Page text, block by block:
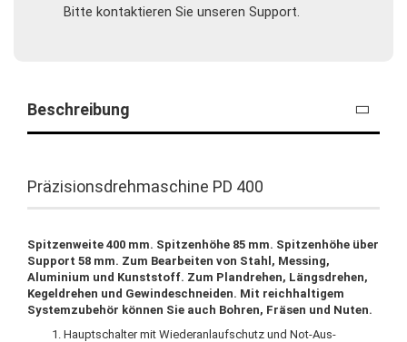
Bitte kontaktieren Sie unseren Support.
Beschreibung
Präzisionsdrehmaschine PD 400
Spitzenweite 400 mm. Spitzenhöhe 85 mm. Spitzenhöhe über
Support 58 mm. Zum Bearbeiten von Stahl, Messing,
Aluminium und Kunststoff. Zum Plandrehen, Längsdrehen,
Kegeldrehen und Gewindeschneiden. Mit reichhaltigem
Systemzubehör können Sie auch Bohren, Fräsen und Nuten.
Hauptschalter mit Wiederanlaufschutz und Not-Aus-